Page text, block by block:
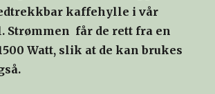
kaffehylle i vår
Strømmen får de rett fra en
Watt, slik at de kan brukes